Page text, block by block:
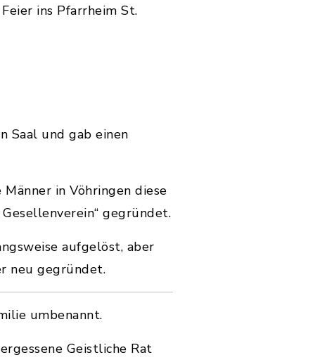
ins Pfarrheim St.
Saal und gab einen
in Vöhringen diese
gegründet.
aufgelöst, aber
neu gegründet.
umbenannt.
Geistliche Rat